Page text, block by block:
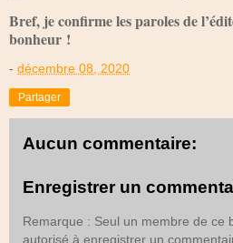
Bref, je confirme les paroles de
bonheur !
- décembre 08, 2020
Partager
Aucun commentaire:
Enregistrer un
Remarque : Seul un membre de ce
autorisé à enregistrer un